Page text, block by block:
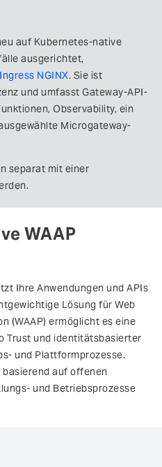
auf Kubernetes-native
ausgerichtet,
NGINX. Sie ist
und umfasst Gateway-API-
Observability, ein
Microgateway-
separat mit einer
WAAP
Ihre Anwendungen und APIs
Lösung für Web
(WAAP) ermöglicht es eine
Trust und identitätsbasierter
und Plattformprozesse.
auf offenen
und Betriebsprozesse